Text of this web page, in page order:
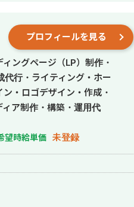
プロフィールを見る
ングページ（LP）制作・
行・ライティング・ホー
・ロゴデザイン・作成・
ア制作・構築・運用代
望時給単価 未登録